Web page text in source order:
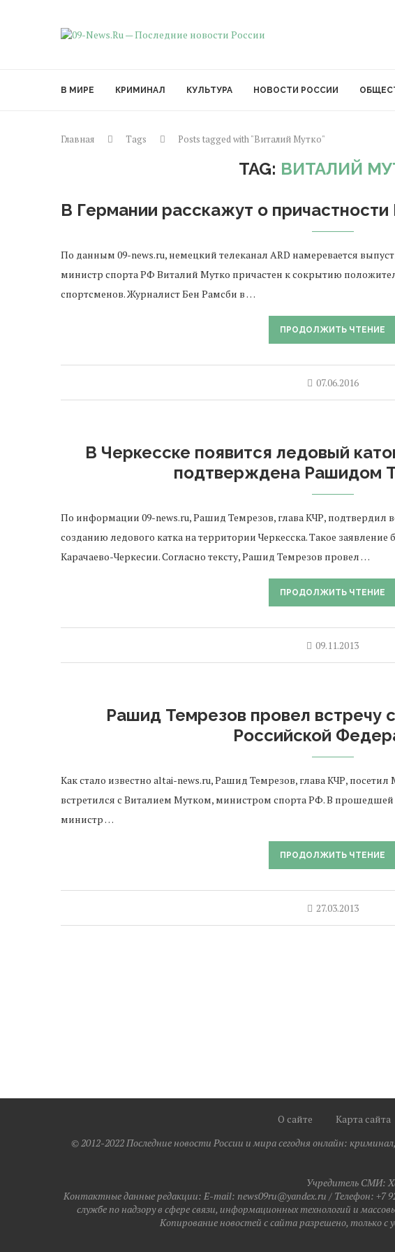
В МИРЕ КРИМИНАЛ КУЛЬТУРА НОВОСТИ РОССИИ
Главная Tags Posts tagged with "Виталий Мутко"
TAG: ВИТАЛИЙ
В Германии расскажут о
По данным 09-news.ru, немецкий телеканал ARD намеревается
министр спорта РФ Виталий Мутко причастен к сокрытию
спортсменов. Журналист Бен Рамсби в …
ПРОДОЛЖИТЬ ЧТЕНИЕ
07.06.2016
В Черкесске появится ледовый
подтверждена Рашидом
По информации 09-news.ru, Рашид Темрезов, глава КЧР, подтвердил
созданию ледового катка на территории Черкесска. Такое
Карачаево-Черкесии. Согласно тексту, Рашид Темрезов провел …
ПРОДОЛЖИТЬ ЧТЕНИЕ
09.11.2013
Рашид Темрезов провел встречу
Российской
Как стало известно altai-news.ru, Рашид Темрезов, глава КЧР,
встретился с Виталием Мутком, министром спорта РФ. В прошедшей
министр …
ПРОДОЛЖИТЬ ЧТЕНИЕ
27.03.2013
О сайте Карта сайта
© 2012-2022 Последние новости России и мира сегодня онлайн:
Учредитель СМИ:
Контактные данные редакции: E-mail: news09ru@yandex.ru / Телефон: +7
службе по надзору в сфере связи, информационных технологий и
Копирование новостей с сайта разрешено, только с